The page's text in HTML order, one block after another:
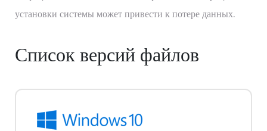
установки системы может привести к потере данных.
Список версий файлов